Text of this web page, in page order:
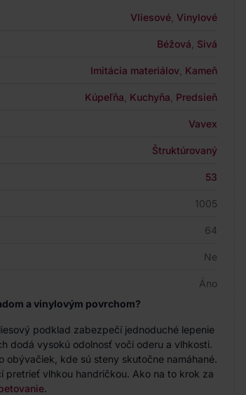
Vliesové Vinylové
Béžová Sivá
Imitácia materiálov Kameň
Kúpeľňa Kuchyňa Predsieň
Vavex
Štruktúrovaný
53
1005
64
Ne
Áno
a vinylovým povrchom?
podklad zabezpečí jednoduché lepenie
dodá vysokú odolnosť voči oderu a vlhkosti.
kde sú steny skutočne namáhané.
pretrieť vlhkou handričkou. Ako na to krok za
.